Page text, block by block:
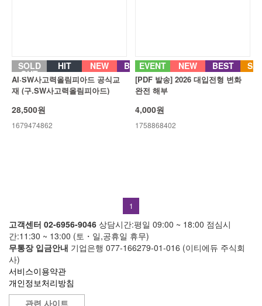
SOLD
OUT
HIT NEW BEST
AI·SW사고력올림피아드 공식교
재 (구.SW사고력올림피아드)
28,500원
1679474862
EVENT NEW BEST
[PDF 발송] 2026 대입전형 변화
완전 해부
4,000원
1758868402
1
고객센터 02-6956-9046 상담시간:평일 09:00 ~ 18:00 점심시
간:11:30 ~ 13:00 (토・일,공휴일 휴무)
무통장 입금안내 기업은행 077-166279-01-016 (이티에듀 주식회
사)
서비스이용약관
개인정보처리방침
관련 사이트